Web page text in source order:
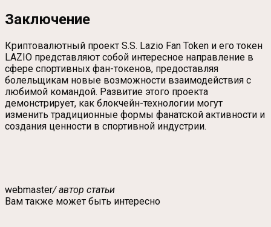
Заключение
Криптовалютный проект S.S. Lazio Fan Token и его токен
LAZIO представляют собой интересное направление в
сфере спортивных фан-токенов, предоставляя
болельщикам новые возможности взаимодействия с
любимой командой. Развитие этого проекта
демонстрирует, как блокчейн-технологии могут
изменить традиционные формы фанатской активности и
создания ценности в спортивной индустрии.
webmaster/ автор статьи
Вам также может быть интересно